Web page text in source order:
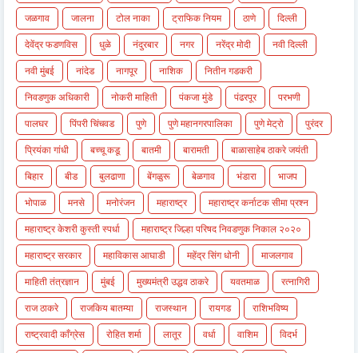
जळगाव
जालना टोल नाका ट्राफिक नियम ठाणे
दिल्ली
देवेंद्र फडणविस
धुळे नंदुरबार नगर नरेंद्र मोदी
नवी दिल्ली
नवी मुंबई
नांदेड नागपूर नाशिक
नितीन गडकरी
निवडणुक अधिकारी
नोकरी माहिती पंकजा मुंडे पंढरपूर
परभणी
पालघर
पिंपरी चिंचवड पुणे पुणे महानगरपालिका पुणे मेट्रो
पुरंदर
प्रियंका गांधी
बच्चू कडू बातमी बारामती
बाळासाहेब ठाकरे जयंती
बिहार
बीड बुलढाणा बेंगळुरू बेळगाव भंडारा
भाजप
भोपाळ
मनसे मनोरंजन महाराष्ट्र
महाराष्ट्र कर्नाटक सीमा प्रश्न
महाराष्ट्र केशरी कुस्ती स्पर्धा
महाराष्ट्र जिल्हा परिषद निवडणुक निकाल २०२०
महाराष्ट्र सरकार
महाविकास आघाडी महेंद्र सिंग धोनी
माजलगाव
माहिती तंत्रज्ञान
मुंबई मुख्यमंत्री उद्धव ठाकरे यवतमाळ
रत्नागिरी
राज ठाकरे
राजकिय बातम्या राजस्थान रायगड
राशिभविष्य
राष्ट्रवादी काँग्रेस
रोहित शर्मा लातूर वर्धा वाशिम
विदर्भ